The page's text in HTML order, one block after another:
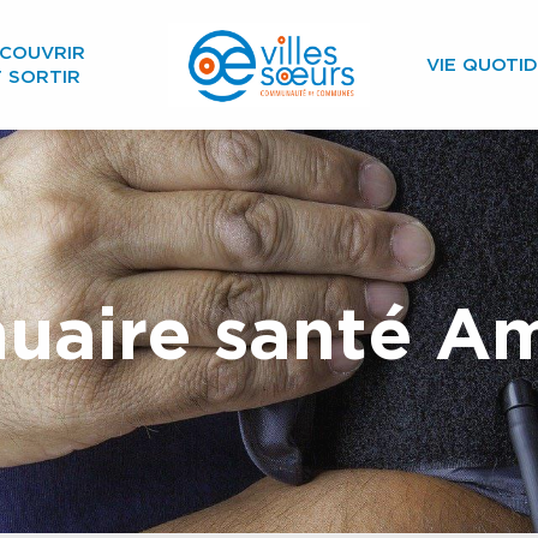
SORTIR
VIE
santé